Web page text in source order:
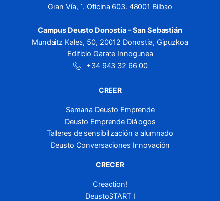
Gran Vía, 1. Oficina 603. 48001 Bilbao
Campus Deusto Donostia – San Sebastián
Mundaitz Kalea, 50, 20012 Donostia, Gipuzkoa
Edificio Garate Innogunea
+34 943 32 66 00
CREER
Semana Deusto Emprende
Deusto Emprende Diálogos
Talleres de sensibilización a alumnado
Deusto Conversaciones Innovación
CRECER
Creaction!
DeustoSTART I